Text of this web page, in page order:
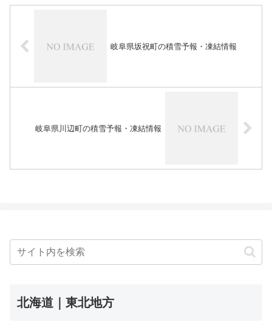
岐阜県坂祝町の積雪予報・凍結情報
岐阜県川辺町の積雪予報・凍結情報
北海道｜東北地方